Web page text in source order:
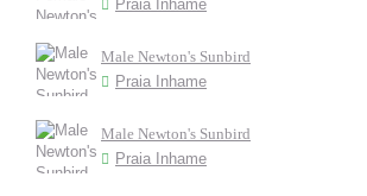
Praia Inhame
Male Newton's Sunbird
Praia Inhame
Male Newton's Sunbird
Praia Inhame